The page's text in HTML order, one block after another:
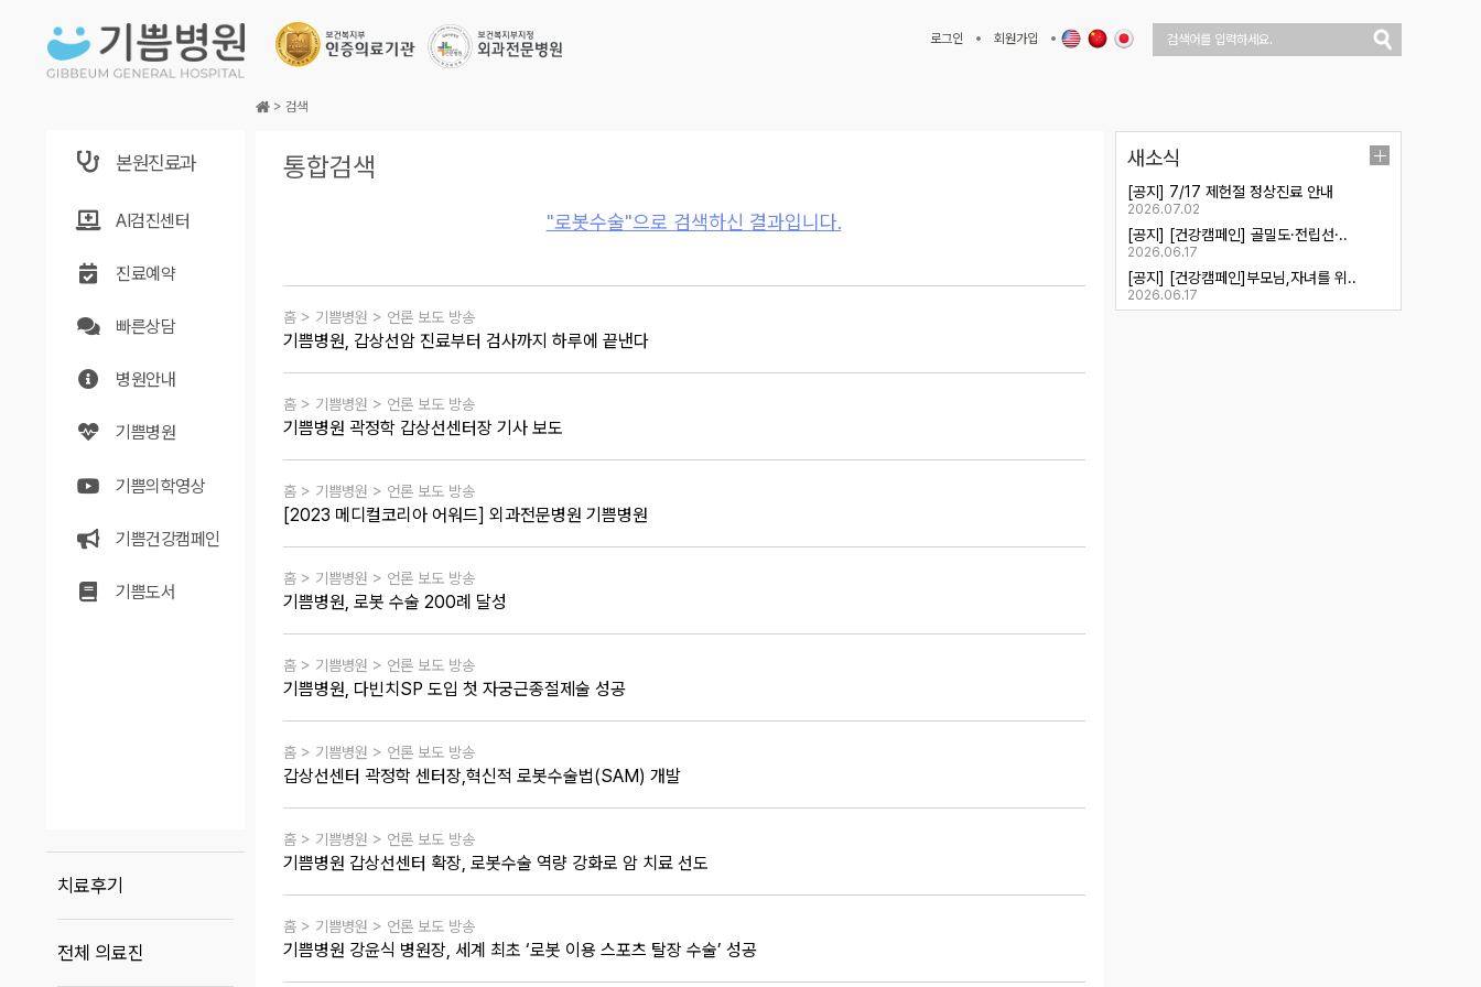
로그인 회원가입
본원진료과
AI검진센터
진료예약
빠른상담
병원안내
기쁨병원
기쁨의학영상
기쁨건강캠페인
기쁨도서
치료후기
전체 의료진
> 검색
통합검색
"로봇수술"으로 검색하신 결과입니다.
홈 > 기쁨병원 > 언론 보도 방송
기쁨병원, 갑상선암 진료부터 검사까지 하루에 끝낸다
홈 > 기쁨병원 > 언론 보도 방송
기쁨병원 곽정학 갑상선센터장 기사 보도
홈 > 기쁨병원 > 언론 보도 방송
[2023 메디컬코리아 어워드] 외과전문병원 기쁨병원
홈 > 기쁨병원 > 언론 보도 방송
기쁨병원, 로봇 수술 200례 달성
홈 > 기쁨병원 > 언론 보도 방송
기쁨병원, 다빈치SP 도입 첫 자궁근종절제술 성공
홈 > 기쁨병원 > 언론 보도 방송
갑상선센터 곽정학 센터장,혁신적 로봇수술법(SAM) 개발
홈 > 기쁨병원 > 언론 보도 방송
기쁨병원 갑상선센터 확장, 로봇수술 역량 강화로 암 치료 선도
홈 > 기쁨병원 > 언론 보도 방송
기쁨병원 강윤식 병원장, 세계 최초 ‘로봇 이용 스포츠 탈장 수술’ 성공
새소식
[공지] 7/17 제헌절 정상진료 안내
2026.07.02
[공지] [건강캠페인] 골밀도·전립선·..
2026.06.17
[공지] [건강캠페인]부모님,자녀를 위..
2026.06.17